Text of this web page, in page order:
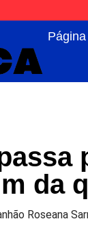
Página
da
Roseana